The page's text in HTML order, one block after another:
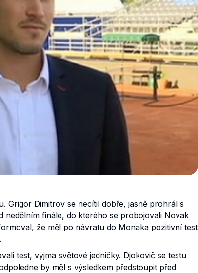
Grigor Dimitrov se necítil dobře, jasně prohrál s
nedělním finále, do kterého se probojovali Novak
že měl po návratu do Monaka pozitivní test
test, vyjma světové jedničky. Djokovič se testu
by měl s výsledkem předstoupit před